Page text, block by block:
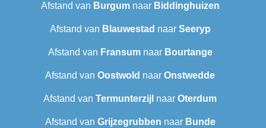
Afstand van Burgumnaar Biddinghuizen
Afstand van Blauwestad naar Seeryp
Afstand van Fransumnaar Bourtange
Afstand van Oostwold naar Onstwedde
Afstand van Termunterzijl naar Oterdum
Afstand van Grijzegrubben naar Bunde